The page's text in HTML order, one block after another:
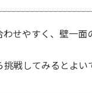
せやすく、壁一面
戦してみるとよい